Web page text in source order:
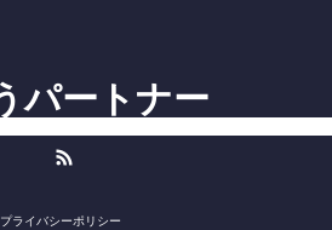
パートナー
プライバシーポリシー